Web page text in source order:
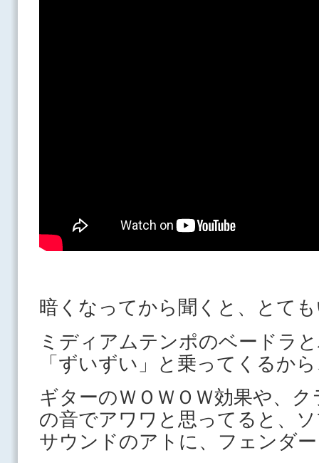
暗くなってから聞くと、とて
ミディアムテンポのベードラ
「ずいずい」と乗ってくるか
ギターのＷＯＷＯＷ効果や、
の音でアワワと思ってると、
サウンドのアトに、フェンダ